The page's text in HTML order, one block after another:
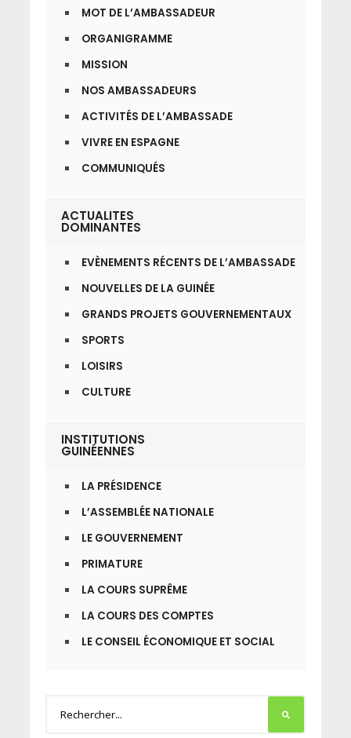
MOT DE L’AMBASSADEUR
ORGANIGRAMME
MISSION
NOS AMBASSADEURS
ACTIVITÉS DE L’AMBASSADE
VIVRE EN ESPAGNE
COMMUNIQUÉS
ACTUALITES
DOMINANTES
EVÈNEMENTS RÉCENTS DE L’AMBASSADE
NOUVELLES DE LA GUINÉE
GRANDS PROJETS GOUVERNEMENTAUX
SPORTS
LOISIRS
CULTURE
INSTITUTIONS
GUINÉENNES
LA PRÉSIDENCE
L’ASSEMBLÉE NATIONALE
LE GOUVERNEMENT
PRIMATURE
LA COURS SUPRÊME
LA COURS DES COMPTES
LE CONSEIL ÉCONOMIQUE ET SOCIAL